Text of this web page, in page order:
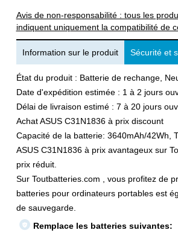
Avis de non-responsabilité : tous les
indiquent uniquement la compatibilité de
Information sur le produit Sécurité et
État du produit : Batterie de rechange,
Date d'expédition estimée : 1 à 2 jours
Délai de livraison estimé : 7 à 20 jours
Achat ASUS C31N1836 à prix discount
Capacité de la batterie: 3640mAh/42Wh,
ASUS C31N1836 à prix avantageux sur
prix réduit.
Sur Toutbatteries.com , vous profitez de
batteries pour ordinateurs portables est
de sauvegarde.
Remplace les batteries suivantes: